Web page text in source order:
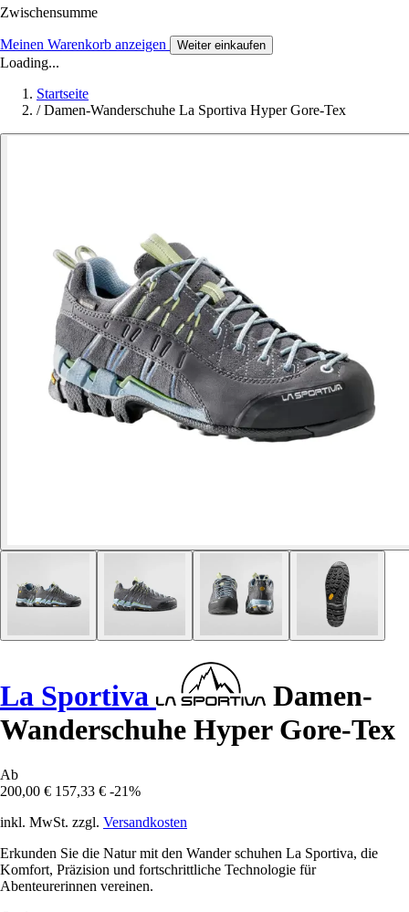
Zwischensumme
Meinen Warenkorb anzeigen Weiter einkaufen
Loading...
Startseite
/ Damen-Wanderschuhe La Sportiva Hyper Gore-Tex
La Sportiva
Damen-
Wanderschuhe Hyper Gore-Tex
Ab
200,00 € 157,33 € -21%
inkl. MwSt. zzgl. Versandkosten
Erkunden Sie die Natur mit den Wander schuhen La Sportiva, die
Komfort, Präzision und fortschrittliche Technologie für
Abenteurerinnen vereinen.